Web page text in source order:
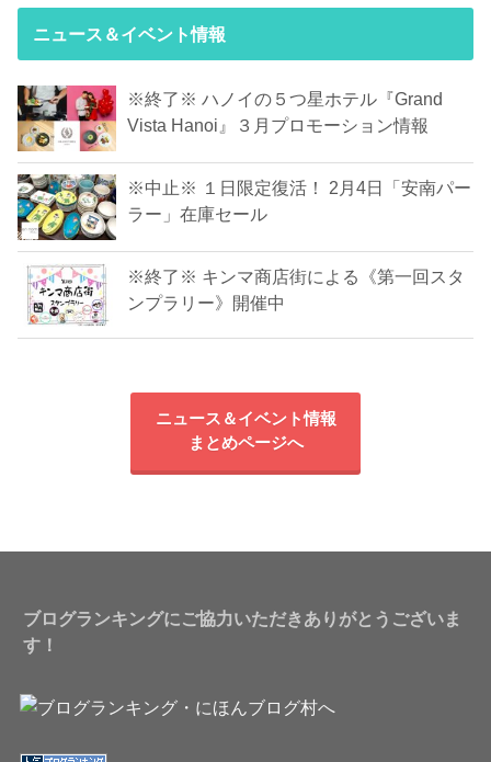
ニュース＆イベント情報
※終了※ ハノイの５つ星ホテル『Grand
Vista Hanoi』３月プロモーション情報
※中止※ １日限定復活！ 2月4日「安南パー
ラー」在庫セール
※終了※ キンマ商店街による《第一回スタ
ンプラリー》開催中
ニュース＆イベント情報
まとめページへ
ブログランキングにご協力いただきありがとうございま
す！